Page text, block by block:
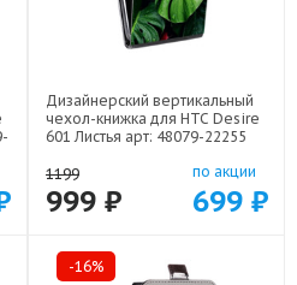
Дизайнерский вертикальный
чехол-книжка для HTC Desire
601 Листья арт: 48079-22255
1199
999 ₽
по акции
699 ₽
-16%